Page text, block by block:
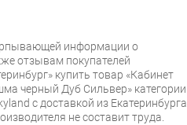
информации о
отзывам покупателей
купить товар «Кабинет
черный Дуб Сильвер» категории
с доставкой из Екатеринбурга
не составит труда.